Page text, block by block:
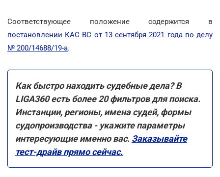
Соответствующее положение содержится в
постановлении КАС ВС от 13 сентября 2021 года по делу
№ 200/14688/19-а.
Как быстро находить судебные дела? В
LIGA360 есть более 20 фильтров для поиска.
Инстанции, регионы, имена судей, формы
судопроизводства - укажите параметры
интересующие именно вас. Заказывайте
тест-драйв прямо сейчас.